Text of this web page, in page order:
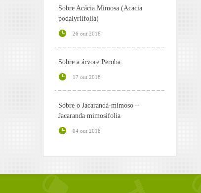
Sobre Acácia Mimosa (Acacia
podalyriifolia)
26 out 2018
Sobre a árvore Peroba.
17 out 2018
Sobre o Jacarandá-mimoso –
Jacaranda mimosifolia
04 out 2018